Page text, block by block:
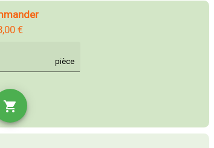
€
pièce
shopping_cart